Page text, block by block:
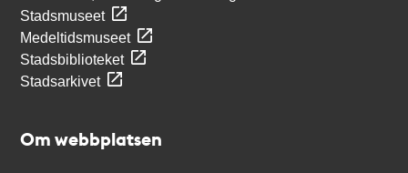
Stadsmuseet
Medeltidsmuseet
Stadsbiblioteket
Stadsarkivet
Om webbplatsen